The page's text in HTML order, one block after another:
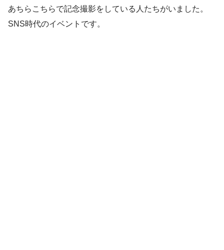
あちらこちらで記念撮影をしている人たちがいました。
SNS時代のイベントです。